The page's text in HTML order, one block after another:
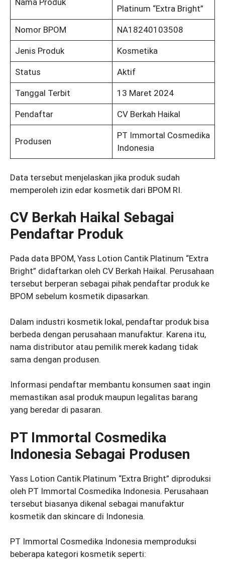
Platinum “Extra Bright”
Nomor BPOM NA18240103508
Jenis Produk Kosmetika
Status Aktif
Tanggal Terbit 13 Maret 2024
Pendaftar CV Berkah Haikal
Produsen
PT Immortal Cosmedika
Indonesia
Data tersebut menjelaskan jika produk sudah
memperoleh izin edar kosmetik dari BPOM RI.
CV Berkah Haikal Sebagai
Pendaftar Produk
Pada data BPOM, Yass Lotion Cantik Platinum “Extra
Bright” didaftarkan oleh CV Berkah Haikal. Perusahaan
tersebut berperan sebagai pihak pendaftar produk ke
BPOM sebelum kosmetik dipasarkan.
Dalam industri kosmetik lokal, pendaftar produk bisa
berbeda dengan perusahaan manufaktur. Karena itu,
nama distributor atau pemilik merek kadang tidak
sama dengan produsen.
Informasi pendaftar membantu konsumen saat ingin
memastikan asal produk maupun legalitas barang
yang beredar di pasaran.
PT Immortal Cosmedika
Indonesia Sebagai Produsen
Yass Lotion Cantik Platinum “Extra Bright” diproduksi
oleh PT Immortal Cosmedika Indonesia. Perusahaan
tersebut biasanya dikenal sebagai manufaktur
kosmetik dan skincare di Indonesia.
PT Immortal Cosmedika Indonesia memproduksi
beberapa kategori kosmetik seperti: